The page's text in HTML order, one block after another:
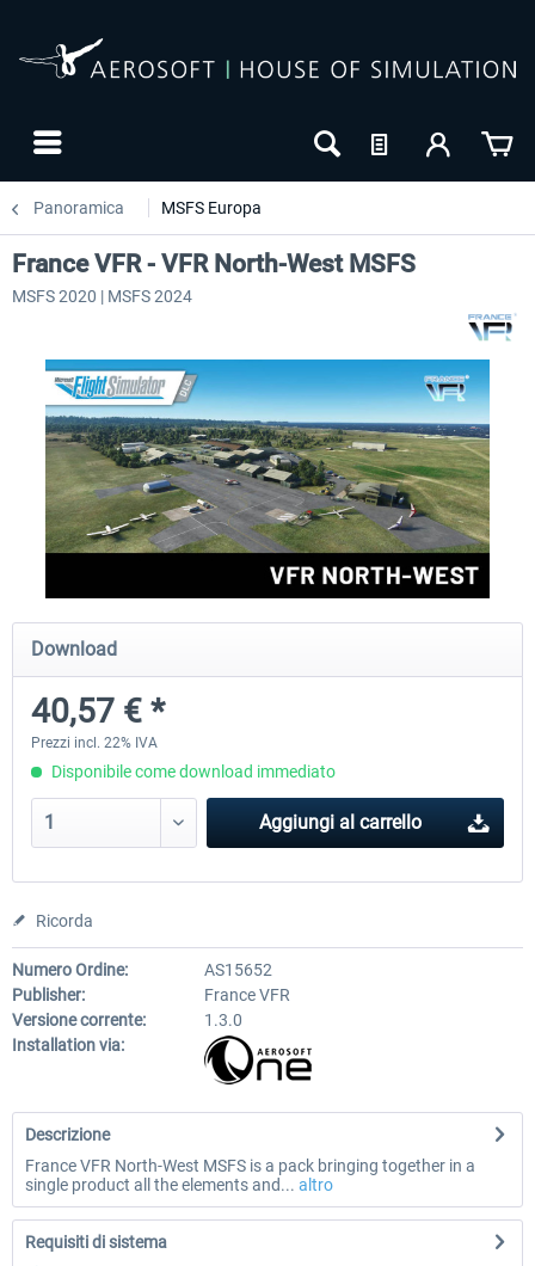
Panoramica MSFS Europa
Aerosoft Airport Cologne/Bonn
18,40 € *
sim-wings Hamburg
France VFR - VFR North-West MSFS
MSFS 2020 | MSFS 2024
Download
40,57 € *
Prezzi incl. 22% IVA
Disponibile come download immediato
Aggiungi al carrello
Ricorda
Numero Ordine:
AS15652
Publisher:
France VFR
Versione corrente:
1.3.0
Installation via:
Descrizione
France VFR North-West MSFS is a pack bringing together in a
single product all the elements and... altro
Requisiti di sistema